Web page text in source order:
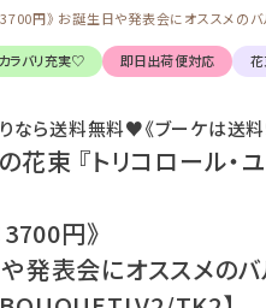
3700円》 お誕生日や発表会にオススメ
カラバリ充実♡ 即日出荷便対応
なら送料無料♥《ブーケは送
花束 『トリコロール・
3700円》
発表会にオススメの